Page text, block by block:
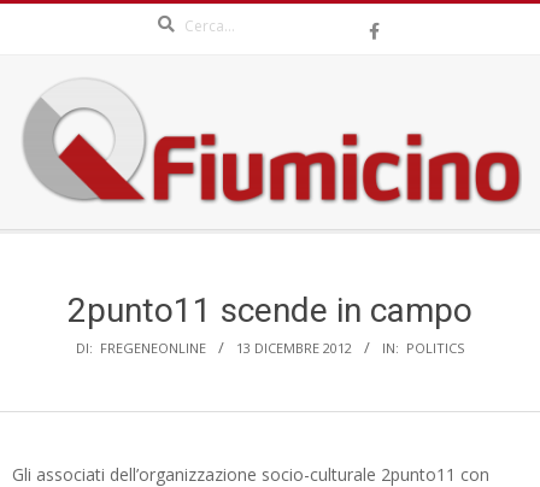
content
QFIUMICINO.COM
2punto11 scende in campo
DI: FREGENEONLINE 13 DICEMBRE 2012 IN: POLITICS
Gli associati dell’organizzazione socio-culturale 2punto11 con